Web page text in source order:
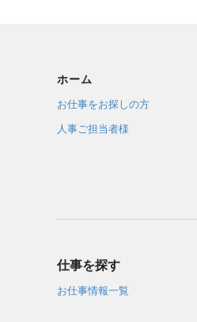
ホーム
お仕事をお探しの方
人事ご担当者様
仕事を探す
お仕事情報一覧